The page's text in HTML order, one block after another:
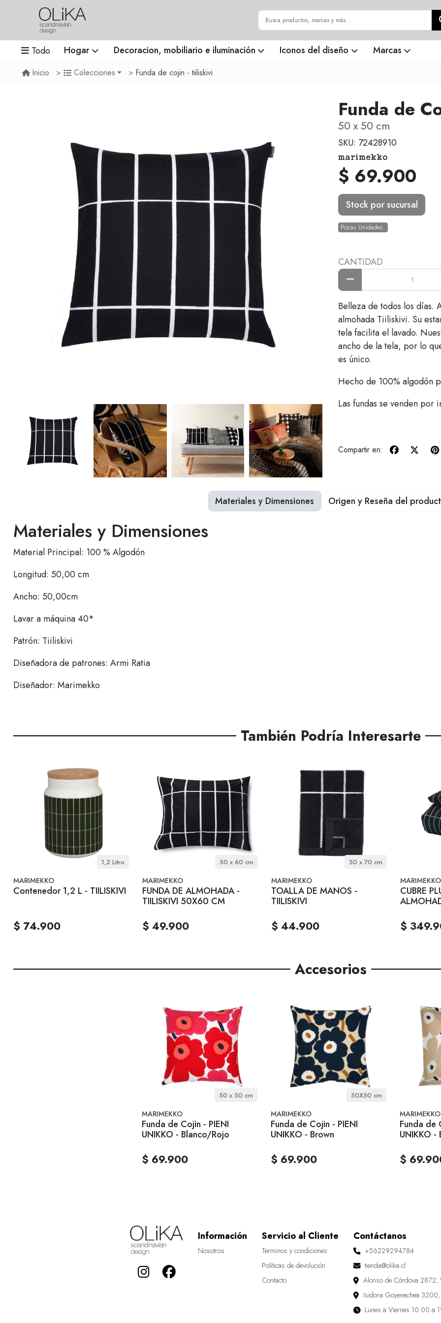
Todo Hogar Decoracion, mobiliario e iluminación Iconos del diseño Marcas
Inicio Colecciones Funda de cojin - tiiliskivi
Funda de
50 x 50 cm
SKU: 72428910
$ 69.900
Stock por sucursal
Pocas Unidades.
CANTIDAD
Belleza de todos los días.
almohada Tiiliskivi. Su
tela facilita el lavado.
ancho de la tela, por lo
es único.
Hecho de 100% algodón
Las fundas se venden
Compartir en:
Materiales y Dimensiones
Material Principal: 100 % Algodón
Longitud: 50,00 cm
Ancho: 50,00cm
Lavar a máquina 40*
Patrón: Tiiliskivi
Diseñadora de patrones: Armi Ratia
Diseñador: Marimekko
Materiales y Dimensiones Origen y Reseña del
También Podría Interesarte
1,2 Litro
MARIMEKKO
Contenedor 1,2 L - TIILISKIVI
$ 74.900
50 x 60 cm
MARIMEKKO
FUNDA DE ALMOHADA -
TIILISKIVI 50X60 CM
$ 49.900
50 x 70 cm
MARIMEKKO
TOALLA DE MANOS -
TIILISKIVI
$ 44.900
MARIMEKKO
CUBRE
$
Accesorios
50 x 50 cm
MARIMEKKO
Funda de Cojin - PIENI
UNIKKO - Blanco/Rojo
$ 69.900
50X50 cm
MARIMEKKO
Funda de Cojin - PIENI
UNIKKO - Brown
$ 69.900
MARIMEKKO
Funda de
UNIKKO -
$
Información
Nosotros
Servicio al Cliente
Terminos y condiciones
Políticas de devolución
Contacto
Contáctanos
+56229294784
tienda@olika.cl
Alonso de Córdova 2872,
Isidora Goyenechea
Lunes a Viernes 10:00